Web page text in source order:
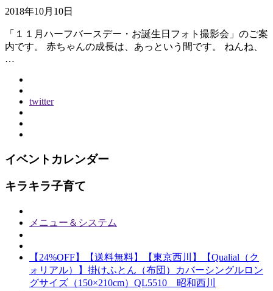
2018年10月10日
「１１月ハーフバースデー・お誕生日フォト撮影会」のご案
内です。 赤ちゃんの成長は、あっという間です。 ねんね、
…
twitter
イベントカレンダー
キラキラ子育て
メニュー＆システム
【24%OFF】【送料無料】【東京西川】【Qualial（ク
ォリアル）】掛けふとん（布団）カバーシングルロン
グサイズ（150×210cm）QL5510 昭和西川